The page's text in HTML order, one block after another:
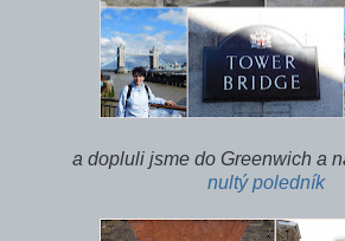
a dopluli jsme do Greenwich a
nultý poledník